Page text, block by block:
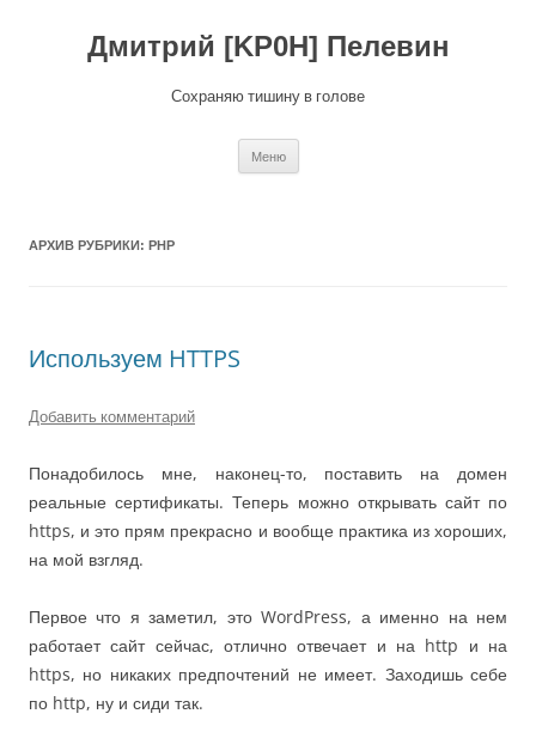
содержимомуДмитрий [KP0H] Пелевин
Сохраняю тишину в голове
Меню
АРХИВ РУБРИКИ: PHP
Используем HTTPS
Добавить комментарий
Понадобилось мне, наконец-то, поставить на домен
реальные сертификаты. Теперь можно открывать сайт по
https, и это прям прекрасно и вообще практика из хороших,
на мой взгляд.
Первое что я заметил, это WordPress, а именно на нем
работает сайт сейчас, отлично отвечает и на http и на
https, но никаких предпочтений не имеет. Заходишь себе
по http, ну и сиди так.